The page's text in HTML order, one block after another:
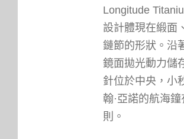
Longitude
設計體現在緞面
鏈節的形狀。 沿
鏡面拋光動力儲
針位於中央，小
翰·亞諾的航海
則。